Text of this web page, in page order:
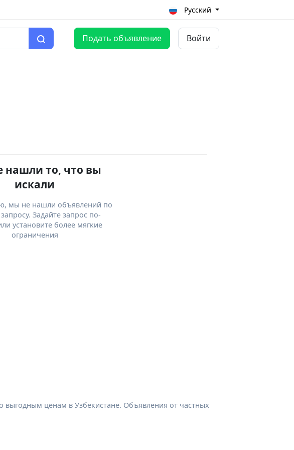
Русский
Подать объявление Войти
нашли то, что вы
искали
мы не нашли объявлений по
Задайте запрос по-
установите более мягкие
ограничения
ценам в Узбекистане. Объявления от частных